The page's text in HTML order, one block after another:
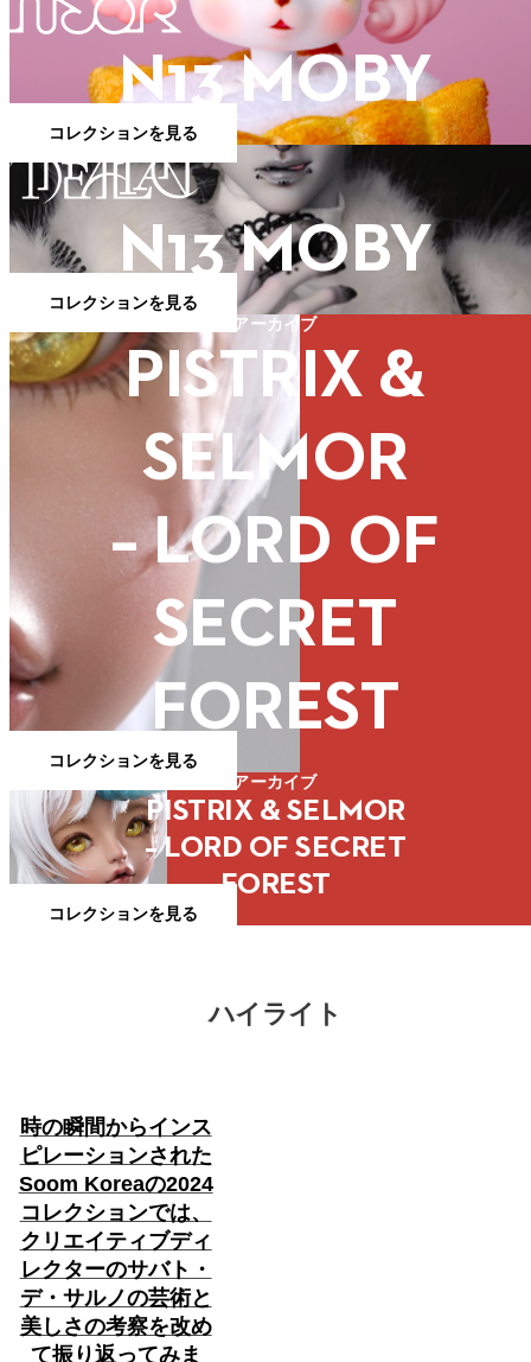
N13 MOBY
コレクションを見る
N13 MOBY
コレクションを見る
アーカイブ
PISTRIX &
SELMOR
– LORD OF
SECRET
FOREST
コレクションを見る
アーカイブ
PISTRIX & SELMOR
– LORD OF SECRET
FOREST
コレクションを見る
ハイライト
時の瞬間からインス
ピレーションされた
Soom Koreaの2024
コレクションでは、
クリエイティブディ
レクターのサバト・
デ・サルノの芸術と
美しさの考察を改め
て振り返ってみま